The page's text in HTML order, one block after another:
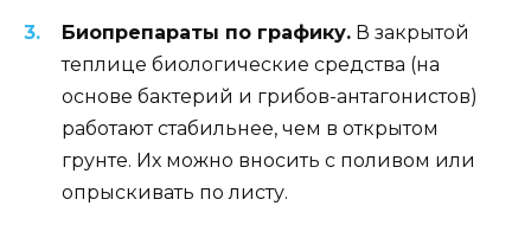
Биопрепараты по графику. В закрытой
теплице биологические средства (на
основе бактерий и грибов-антагонистов)
работают стабильнее, чем в открытом
грунте. Их можно вносить с поливом или
опрыскивать по листу.